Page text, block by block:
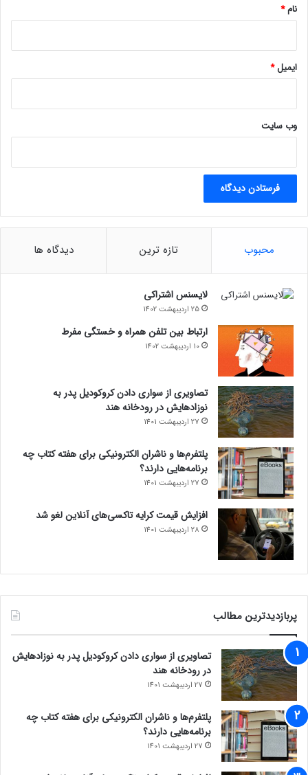
ی
د
نام*
ایمیل*
وب‌ سایت
محبوب تازه ترین دیدگاه ها
لایسنس اشتراکی
25 اردیبهشت 1402
ارتباط بین تلفن همراه و خستگی مفرط
10 اردیبهشت 1402
تصاویری از سواری دادن کروکودیل پدر به
نوزادهایش در رودخانه هند
27 اردیبهشت 1401
پلتفرم‌ها و ناشران الکترونیکی برای هفته کتاب چه
برنامه‌هایی دارند؟
27 اردیبهشت 1401
افزایش قیمت کرایه تاکسی‌های آنلاین لغو شد
28 اردیبهشت 1401
پربازدیدترین مطالب
تصاویری از سواری دادن کروکودیل پدر به نوزادهایش
در رودخانه هند
27 اردیبهشت 1401
پلتفرم‌ها و ناشران الکترونیکی برای هفته کتاب چه
برنامه‌هایی دارند؟
27 اردیبهشت 1401